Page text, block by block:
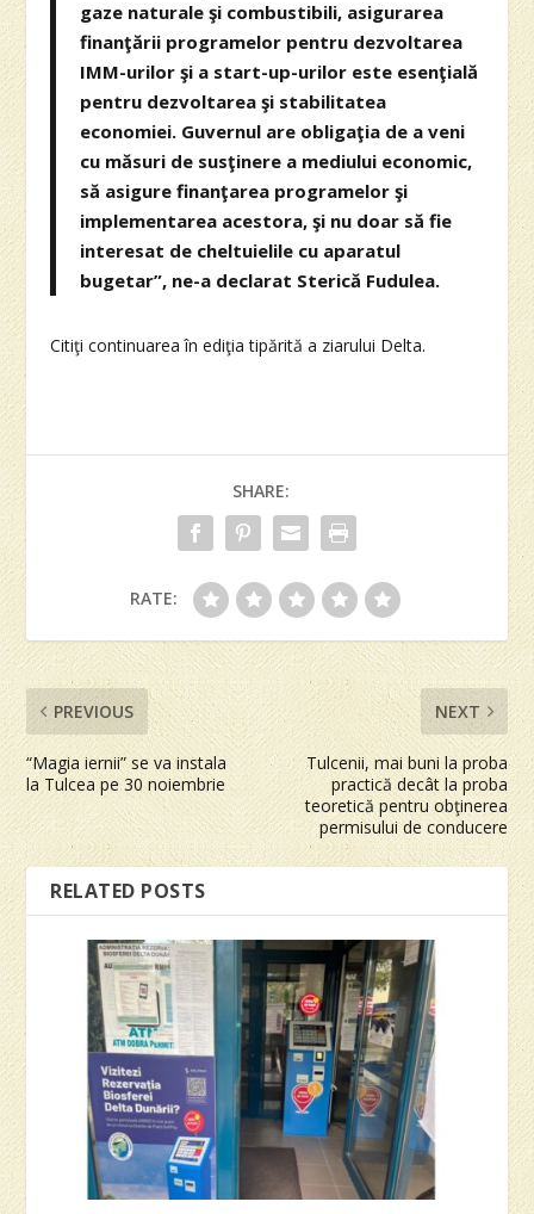
gaze naturale şi combustibili, asigurarea
finanţării programelor pentru dezvoltarea
IMM-urilor şi a start-up-urilor este esenţială
pentru dezvoltarea şi stabilitatea
economiei. Guvernul are obligaţia de a veni
cu măsuri de susţinere a mediului economic,
să asigure finanţarea programelor şi
implementarea acestora, şi nu doar să fie
interesat de cheltuielile cu aparatul
bugetar”, ne-a declarat Sterică Fudulea.
Citiţi continuarea în ediţia tipărită a ziarului Delta.
SHARE:
RATE:
PREVIOUS
“Magia iernii” se va instala
la Tulcea pe 30 noiembrie
NEXT
Tulcenii, mai buni la proba
practică decât la proba
teoretică pentru obţinerea
permisului de conducere
RELATED POSTS